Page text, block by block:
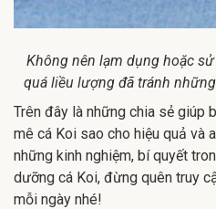
Không nên lạm dụng hoặc
quá liều lượng đã tránh
Trên đây là những chia sẻ giúp
mê cá Koi sao cho hiệu quả và
những kinh nghiệm, bí quyết
dưỡng cá Koi, đừng quên truy
mỗi ngày nhé!